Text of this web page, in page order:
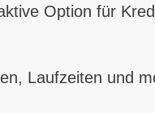
Option für
Laufzeiten und